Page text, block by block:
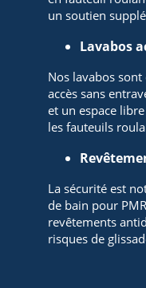
un soutien
Lavabos
Nos lavabos
accès sans
et un espace
les fauteuils
La sécurité est
de bain pour
revêtements
risques de